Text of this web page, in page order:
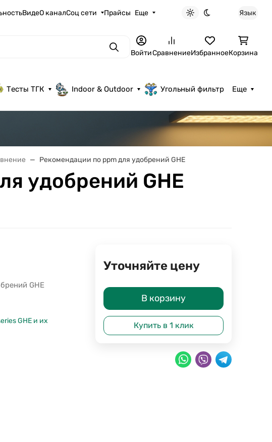
ВидеО каналСоц сети Прайсы Еще
Светлая тема
Темная тема
Язык
ПоискВойтиСравнениеИзбранноеКорзина
Тесты ТГК Indoor & Outdoor Угольный фильтр Еще
Рекомендации по ppm для удобрений GHE
удобрений GHE
GHE
GHE и их
Уточняйте цену
В корзину
Купить в 1 клик